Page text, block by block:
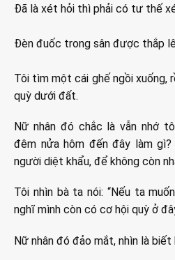
Đã là xét hỏi thì phải có tư thế
Đèn đuốc trong sân được thắp
Tôi tìm một cái ghế ngồi xuống,
quỳ dưới đất.
Nữ nhân đó chắc là vẫn nhớ
đêm nửa hôm đến đây làm
người diệt khẩu, để không còn
Tôi nhìn bà ta nói: “Nếu ta
nghĩ mình còn có cơ hội quỳ ở
Nữ nhân đó đảo mắt, nhìn là biết